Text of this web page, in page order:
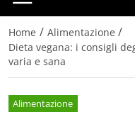
Home / Alimentazione /
Dieta vegana: i consigli
varia e sana
Alimentazione